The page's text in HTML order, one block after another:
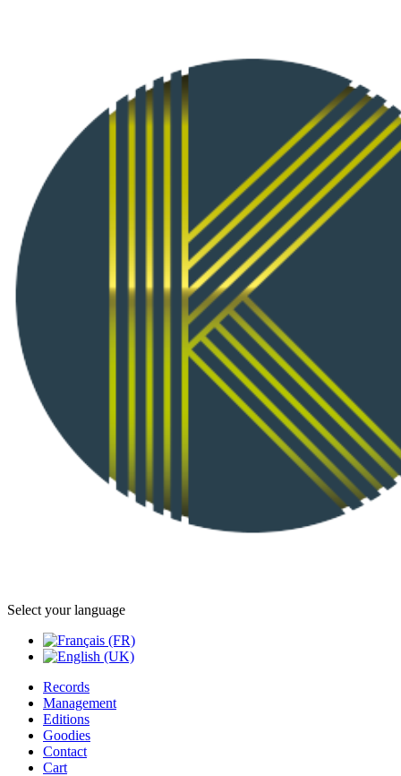
Select your language
Records
Management
Editions
Goodies
Contact
Cart